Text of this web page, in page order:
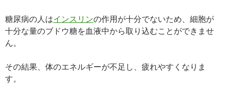
糖尿病の人はインスリンの作用が十分でないため、細胞が
十分な量のブドウ糖を血液中から取り込むことができませ
ん。
その結果、体のエネルギーが不足し、疲れやすくなりま
す。